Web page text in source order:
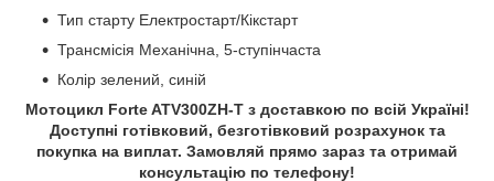
Тип старту Електростарт/Кікстарт
Трансмісія Механічна, 5-ступінчаста
Колір зелений, синій
Мотоцикл Forte ATV300ZH-T з доставкою по всій Україні!
Доступні готівковий, безготівковий розрахунок та
покупка на виплат. Замовляй прямо зараз та отримай
консультацію по телефону!